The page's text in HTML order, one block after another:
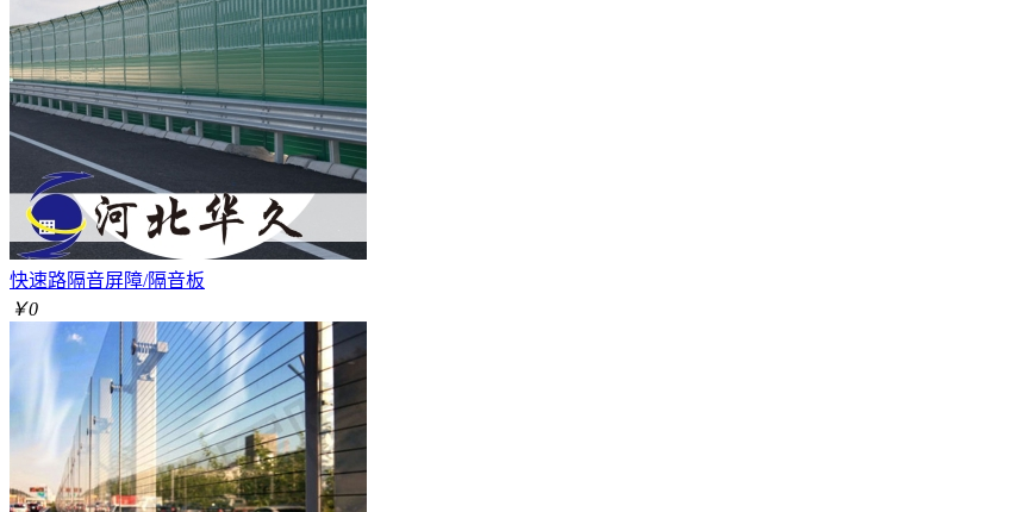
快速路隔音屏障/隔音板
￥0